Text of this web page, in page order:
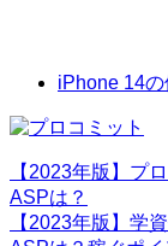
iPhone 14
【2023年版】プ
ASPは？
【2023年版】学